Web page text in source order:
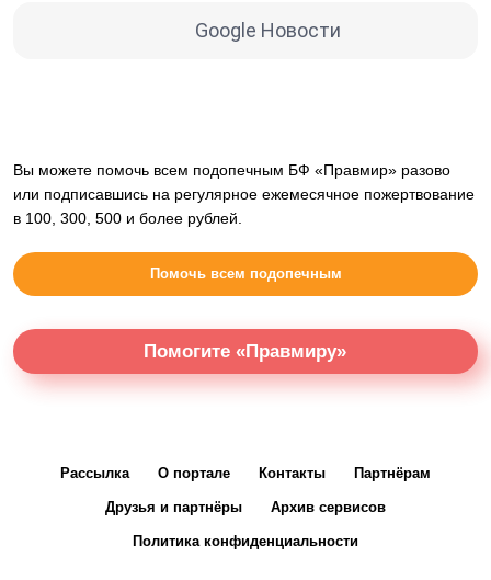
Google Новости
Вы можете помочь всем подопечным БФ «Правмир» разово
или подписавшись на регулярное ежемесячное пожертвование
в 100, 300, 500 и более рублей.
Помочь всем подопечным
Помогите «Правмиру»
Рассылка О портале Контакты Партнёрам
Друзья и партнёры Архив сервисов
Политика конфиденциальности